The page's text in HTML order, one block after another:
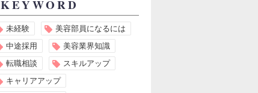
KEYWORD
未経験
美容部員になるには
中途採用
美容業界知識
転職相談
スキルアップ
キャリアアップ